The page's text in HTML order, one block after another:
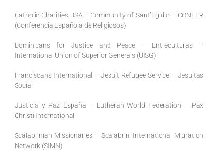
Catholic Charities USA – Community of Sant’Egidio – CONFER
(Conferencia Española de Religiosos)
Dominicans for Justice and Peace – Entreculturas –
International Union of Superior Generals (UISG)
Franciscans International – Jesuit Refugee Service – Jesuitas
Social
Justicia y Paz España – Lutheran World Federation – Pax
Christi International
Scalabrinian Missionaries – Scalabrini International Migration
Network (SIMN)